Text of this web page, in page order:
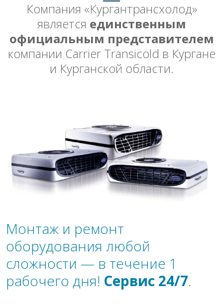
Компания «Кургантрансхолод»
является единственным
официальным представителем
компании Carrier Transicold в Кургане
и Курганской области.
Монтаж и ремонт
оборудования любой
сложности — в течение 1
рабочего дня! Сервис 24/7.